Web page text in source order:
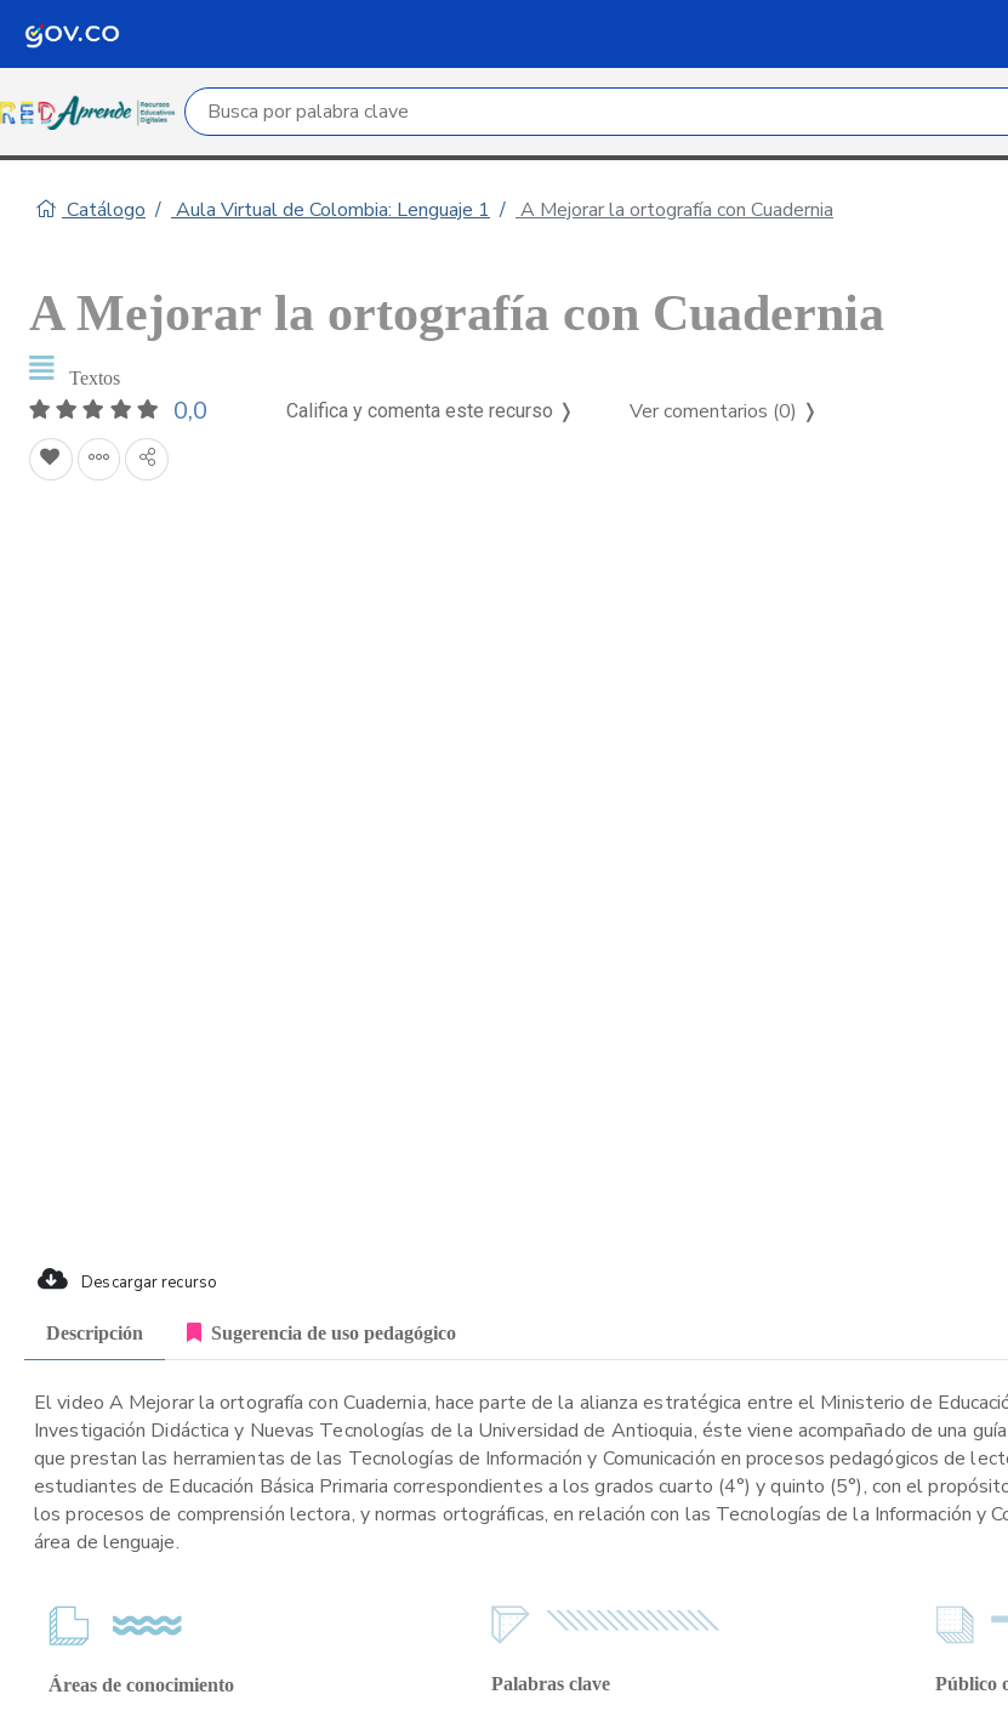
Campo de búsqueda por palabra clave
Catálogo Aula Virtual de Colombia: Lenguaje 1 A Mejorar la ortografía con Cuadernia
A Mejorar la ortografía con Cuadernia
Textos
0,0 Califica y comenta este recurso ❭ Ver comentarios (0) ❭
Descargar recurso
Descripción Sugerencia de uso pedagógico
El video A Mejorar la ortografía con Cuadernia, hace parte de la alianza estratégica entre el Ministerio de
Investigación Didáctica y Nuevas Tecnologías de la Universidad de Antioquia, éste viene acompañado de una
que prestan las herramientas de las Tecnologías de Información y Comunicación en procesos pedagógicos de
estudiantes de Educación Básica Primaria correspondientes a los grados cuarto (4°) y quinto (5°), con el
los procesos de comprensión lectora, y normas ortográficas, en relación con las Tecnologías de la Información y
área de lenguaje.
Áreas de conocimiento Palabras clave Público